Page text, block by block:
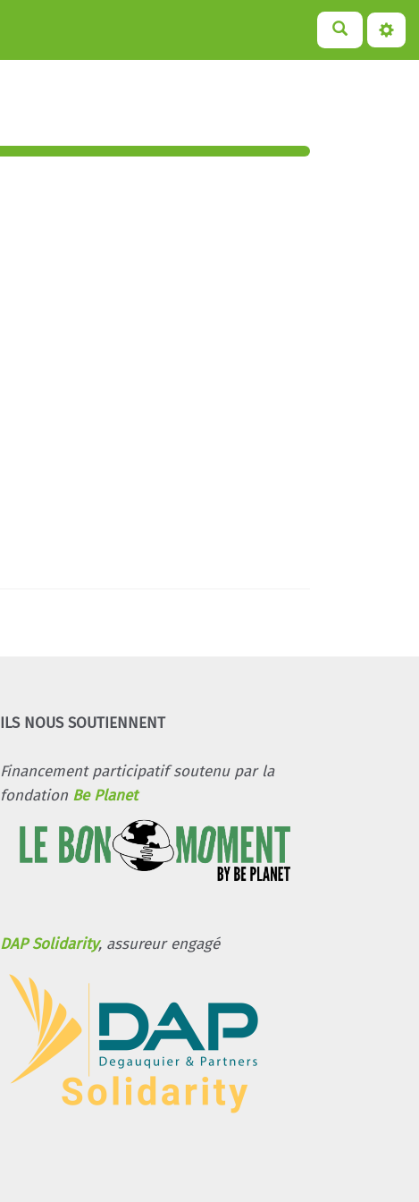
ILS NOUS SOUTIENNENT
Financement participatif soutenu par la
fondation Be Planet
DAP Solidarity, assureur engagé